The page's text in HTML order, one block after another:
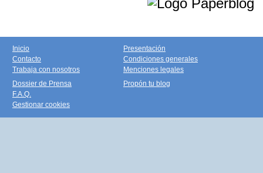
Inicio
Contacto
Trabaja con nosotros
Presentación
Condiciones generales
Menciones legales
Dossier de Prensa
F.A.Q.
Gestionar cookies
Propón tu blog